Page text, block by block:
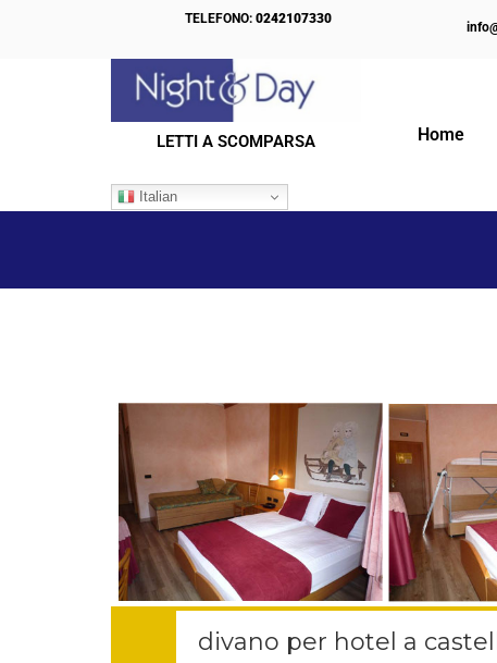
TELEFONO:0242107330
LETTI A SCOMPARSA
Italian
Home
IL NOSTRO BLOG!
divano per hotel a